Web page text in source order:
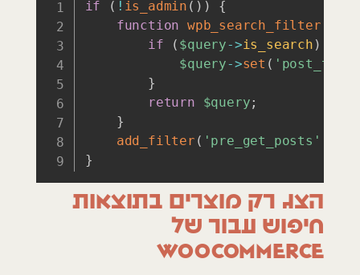
if ( ! is_admin ( ) )
{
function wpb_search_filter
if
( $query->is_search )
$query->set ( 'post_type'
}
return
$query;
}
add_filter ( 'pre_get_posts'
}
הצג רק מוצרים בתוצאות
חיפוש עבור של
WooCommerce